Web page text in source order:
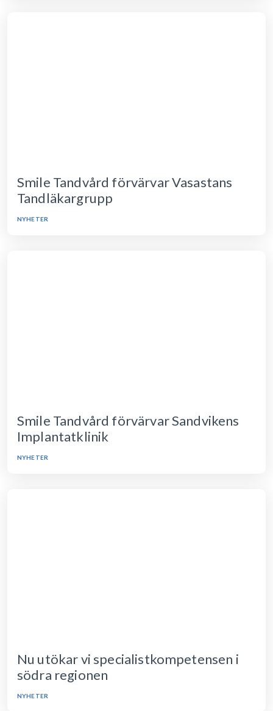
Smile Tandvård förvärvar Vasastans
Tandläkargrupp
NYHETER
Smile Tandvård förvärvar Sandvikens
Implantatklinik
NYHETER
Nu utökar vi specialistkompetensen i
södra regionen
NYHETER